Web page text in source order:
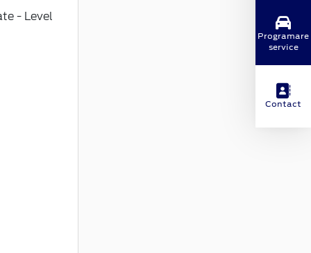
- Level
Programare
service
Contact